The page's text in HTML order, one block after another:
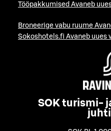
Tööpakkumised Avaneb
Broneerige vabu ruume
Sokoshotels.fi Avaneb uues
SOK turismi-